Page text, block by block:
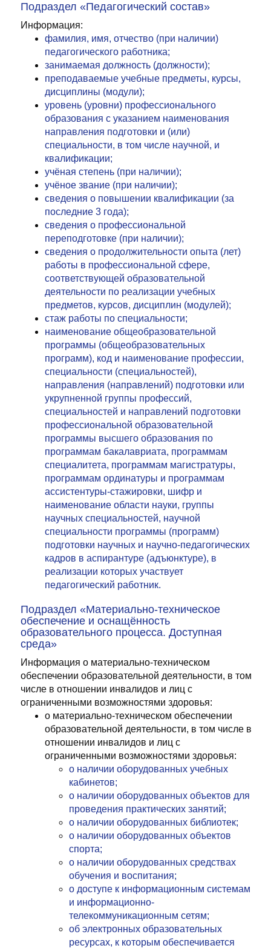
Подраздел «Педагогический состав»
Информация:
фамилия, имя, отчество (при наличии)
педагогического работника;
занимаемая должность (должности);
преподаваемые учебные предметы, курсы,
дисциплины (модули);
уровень (уровни) профессионального
образования с указанием наименования
направления подготовки и (или)
специальности, в том числе научной, и
квалификации;
учёная степень (при наличии);
учёное звание (при наличии);
сведения о повышении квалификации (за
последние 3 года);
сведения о профессиональной
переподготовке (при наличии);
сведения о продолжительности опыта (лет)
работы в профессиональной сфере,
соответствующей образовательной
деятельности по реализации учебных
предметов, курсов, дисциплин (модулей);
стаж работы по специальности;
наименование общеобразовательной
программы (общеобразовательных
программ), код и наименование профессии,
специальности (специальностей),
направления (направлений) подготовки или
укрупненной группы профессий,
специальностей и направлений подготовки
профессиональной образовательной
программы высшего образования по
программам бакалавриата, программам
специалитета, программам магистратуры,
программам ординатуры и программам
ассистентуры-стажировки, шифр и
наименование области науки, группы
научных специальностей, научной
специальности программы (программ)
подготовки научных и научно-педагогических
кадров в аспирантуре (адъюнктуре), в
реализации которых участвует
педагогический работник.
Подраздел «Материально-техническое
обеспечение и оснащённость
образовательного процесса. Доступная
среда»
Информация о материально-техническом
обеспечении образовательной деятельности, в том
числе в отношении инвалидов и лиц с
ограниченными возможностями здоровья:
о материально-техническом обеспечении
образовательной деятельности, в том числе в
отношении инвалидов и лиц с
ограниченными возможностями здоровья:
о наличии оборудованных учебных
кабинетов;
о наличии оборудованных объектов для
проведения практических занятий;
о наличии оборудованных библиотек;
о наличии оборудованных объектов
спорта;
о наличии оборудованных средствах
обучения и воспитания;
о доступе к информационным системам
и информационно-
телекоммуникационным сетям;
об электронных образовательных
ресурсах, к которым обеспечивается